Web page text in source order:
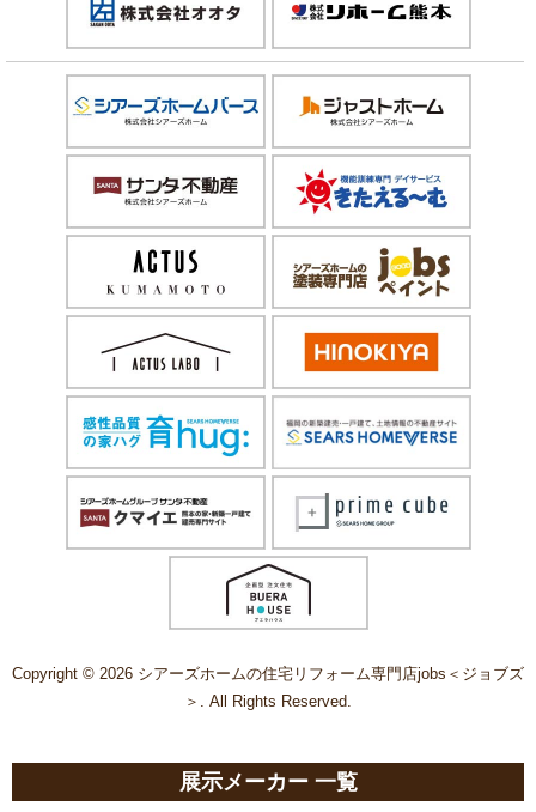
Copyright © 2026 シアーズホームの住宅リフォーム専門店jobs＜ジョブズ
＞. All Rights Reserved.
展示メーカー 一覧